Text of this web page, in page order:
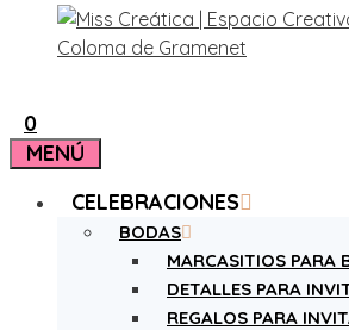
0
MENÚ
CELEBRACIONES
BODAS
MARCASITIOS PARA
DETALLES PARA
REGALOS PARA